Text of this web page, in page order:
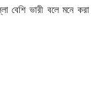
বেশি ভারী বলে মনে করা